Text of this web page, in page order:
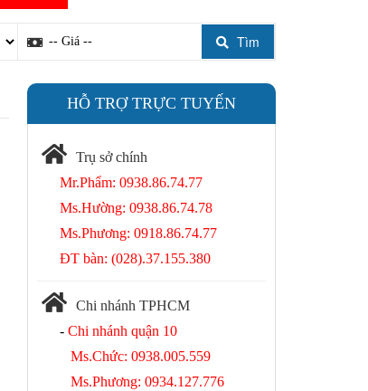
Tìm
HỖ TRỢ TRỰC TUYẾN
Trụ sở chính
Mr.Phẩm: 0938.86.74.77
Ms.Hường: 0938.86.74.78
Ms.Phương: 0918.86.74.77
ĐT bàn: (028).37.155.380
Chi nhánh TPHCM
- Chi nhánh quận 10
Ms.Chức: 0938.005.559
Ms.Phương: 0934.127.776